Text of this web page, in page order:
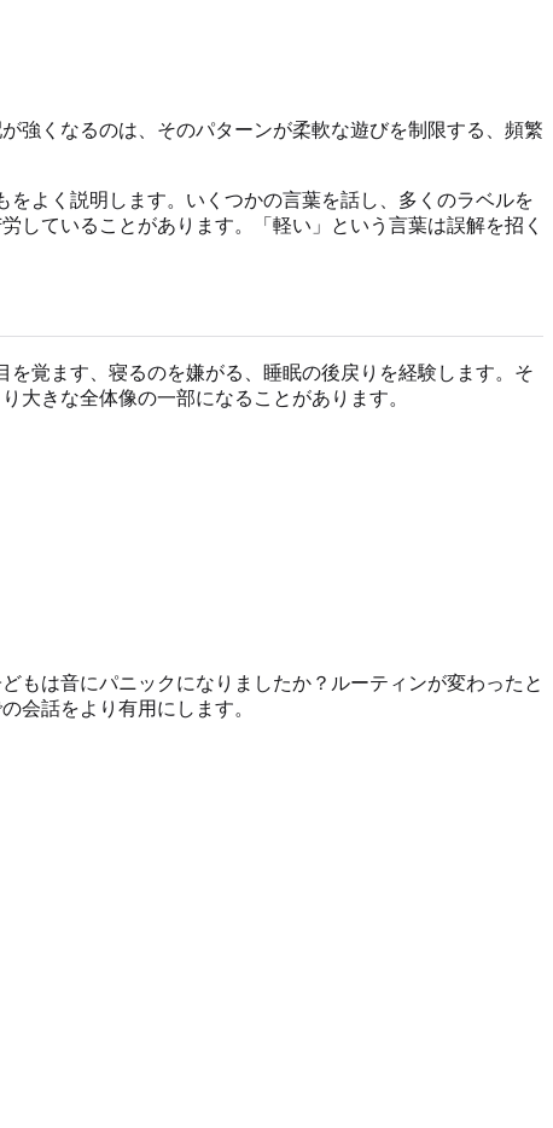
強くなるのは、そのパターンが柔軟な遊びを制限する、頻繁
よく説明します。いくつかの言葉を話し、多くのラベルを
していることがあります。「軽い」という言葉は誤解を招く
覚ます、寝るのを嫌がる、睡眠の後戻りを経験します。そ
大きな全体像の一部になることがあります。
もは音にパニックになりましたか？ルーティンが変わったと
会話をより有用にします。